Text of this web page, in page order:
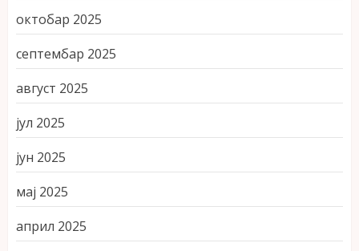
октобар 2025
септембар 2025
август 2025
јул 2025
јун 2025
мај 2025
април 2025